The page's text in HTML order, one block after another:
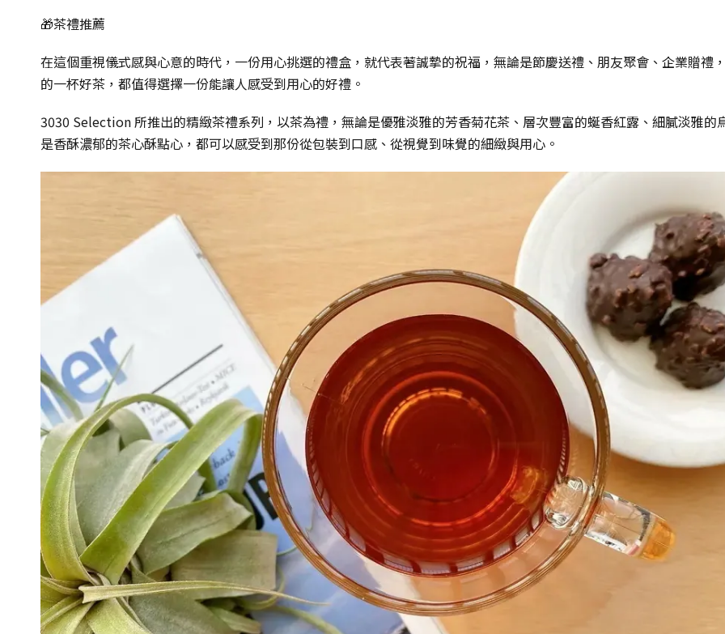
🎁茶禮推薦
在這個重視儀式感與心意的時代，一份用心挑選的禮盒，就代表著誠摯的祝福，無論是節慶送禮、朋友聚會、企業贈禮
的一杯好茶，都值得選擇一份能讓人感受到用心的好禮。
3030 Selection 所推出的精緻茶禮系列，以茶為禮，無論是優雅淡雅的芳香菊花茶、層次豐富的蜒香紅露、細膩淡雅的
是香酥濃郁的茶心酥點心，都可以感受到那份從包裝到口感、從視覺到味覺的細緻與用心。